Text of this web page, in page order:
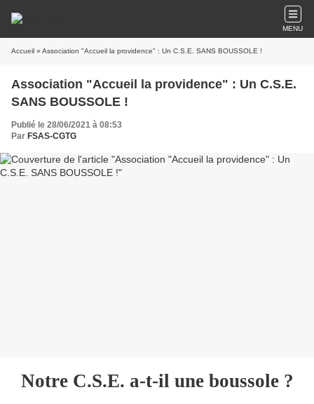
MENU
Accueil » Association "Accueil la providence" : Un C.S.E. SANS BOUSSOLE !
Association "Accueil la providence" : Un C.S.E.
SANS BOUSSOLE !
Publié le 28/06/2021 à 08:53
Par FSAS-CGTG
Notre C.S.E. a-t-il une boussole ?